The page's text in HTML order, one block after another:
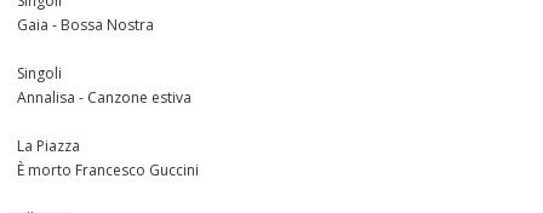
Gaia - Bossa Nostra
Singoli
Annalisa - Canzone estiva
La Piazza
È morto Francesco Guccini